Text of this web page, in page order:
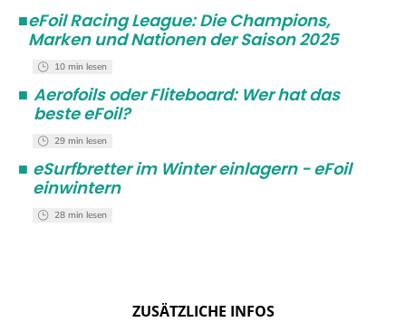
■eFoil Racing League: Die Champions,
Marken und Nationen der Saison 2025
10 min lesen
■ Aerofoils oder Fliteboard: Wer hat das
beste eFoil?
29 min lesen
■ eSurfbretter im Winter einlagern - eFoil
einwintern
28 min lesen
ZUSÄTZLICHE INFOS